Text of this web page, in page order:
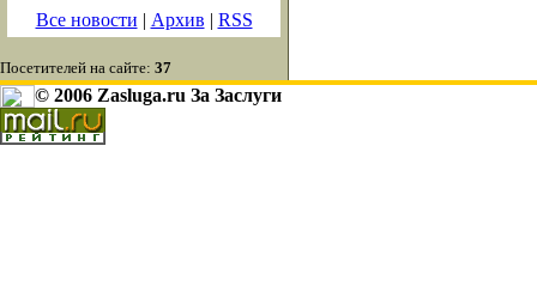
Все новости | Архив | RSS
Посетителей на сайте: 37
© 2006 Zasluga.ru За Заслуги